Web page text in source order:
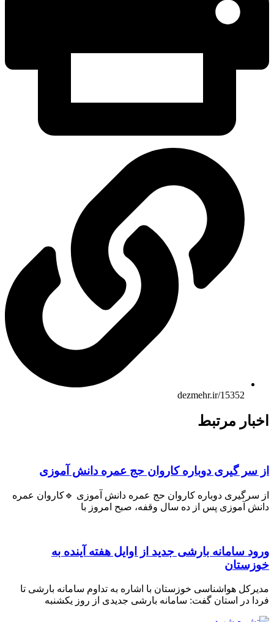
dezmehr.ir/15352
اخبار مرتبط
از سر گیری دوباره کاروان حج عمره دانش آموزی
از سرگیری دوباره کاروان حج عمره دانش آموزی 🔹کاروان عمره
دانش آموزی پس از ده سال وقفه، صبح امروز با
ورود سامانه بارشی جدید از اوایل هفته آینده به
خوزستان
مدیرکل هواشناسی خوزستان با اشاره به تداوم سامانه بارشی تا
فردا در استان گفت: سامانه بارشی جدیدی از روز یکشنبه